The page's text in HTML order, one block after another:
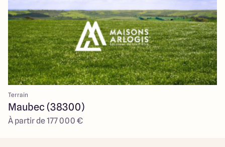
Terrain
Maubec (38300)
À partir de 177 000 €